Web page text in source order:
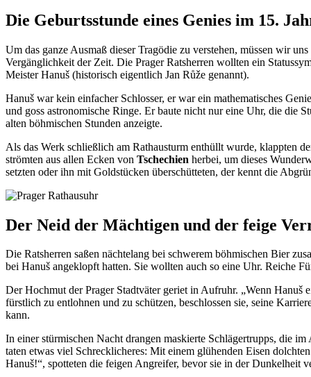
Die Geburtsstunde eines Genies im 15.
Um das ganze Ausmaß dieser Tragödie zu verstehen, müssen wir
Vergänglichkeit der Zeit. Die Prager Ratsherren wollten ein
Meister Hanuš (historisch eigentlich Jan Růže genannt).
Hanuš war kein einfacher Schlosser, er war ein mathematisches
und goss astronomische Ringe. Er baute nicht nur eine Uhr, die die
alten böhmischen Stunden anzeigte.
Als das Werk schließlich am Rathausturm enthüllt wurde, klappten
strömten aus allen Ecken von Tschechien herbei, um dieses
setzten oder ihn mit Goldstücken überschütteten, der kennt die
Der Neid der Mächtigen und der feige
Die Ratsherren saßen nächtelang bei schwerem böhmischen Bier
bei Hanuš angeklopft hatten. Sie wollten auch so eine Uhr. Reiche
Der Hochmut der Prager Stadtväter geriet in Aufruhr. „Wenn Hanuš
fürstlich zu entlohnen und zu schützen, beschlossen sie, seine
kann.
In einer stürmischen Nacht drangen maskierte Schlägertrupps, die
taten etwas viel Schrecklicheres: Mit einem glühenden Eisen
Hanuš!“, spotteten die feigen Angreifer, bevor sie in der Dunkelheit